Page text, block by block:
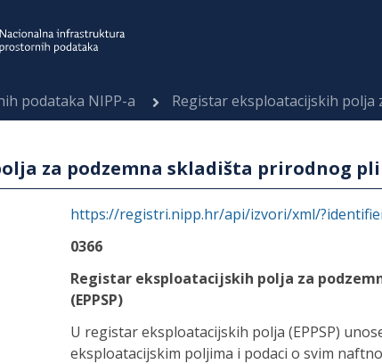
podataka NIPP-a Registar eksploatacijskih polja za
za podzemna skladišta prirodnog
https://registri.nipp.hr/api/izvori/xml/
0366
Registar eksploatacijskih polja za
(EPPSP)
U registar eksploatacijskih polja (EPPSP)
eksploatacijskim poljima i podaci o svim